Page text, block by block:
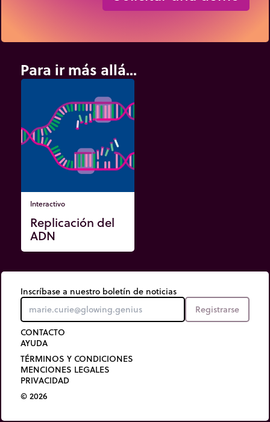
Para ir más allá...
Interactivo
Replicación del
ADN
Inscríbase a nuestro boletín de noticias
Registrarse
CONTACTO
AYUDA
TÉRMINOS Y CONDICIONES
MENCIONES LEGALES
PRIVACIDAD
© 2026